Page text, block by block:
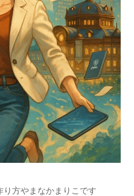
り方やまなかまりこです